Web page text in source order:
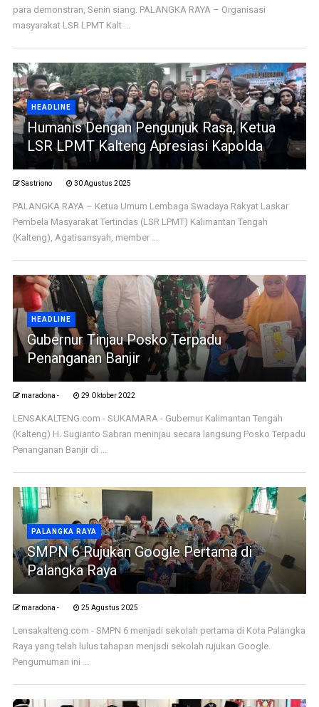
para demonstran, Senin siang. PALANGKA RAYA – Organisasi
masyarakat LSR LPMT Kalt ...
HEADLINE
Humanis Dengan Pengunjuk Rasa, Ketua
LSR LPMT Kalteng Apresiasi Kapolda
Sastriono 30 Agustus 2025
PALANGKA RAYA – Ketua Umum Lembaga Swadaya Rakyat Laskar
Pembela Masyarakat Tertindas (LSR LPMT) Kalimantan Tengah
(Kalteng), Agatisansyah, member ...
HEADLINE
Gubernur Tinjau Posko Terpadu
Penanganan Banjir
maradona - 29 Oktober 2022
LENSAKALTENG.com - SUKAMARA - Gubernur Kalimantan Tengah
(Kalteng) H. Sugianto Sabran meninjau secara langsung Posko Terpadu
Penanganan Banjir di ...
PALANGKA RAYA
SMPN 6 Rujukan Google Pertama di
Palangka Raya
maradona - 25 Agustus 2025
Lensakalteng.com - SMPN 6 menjadi sekolah pertama di Kota Palangka
Raya yang telah lulus tahapan menjadi sekolah rujukan Google.
Pengumuman ini ...